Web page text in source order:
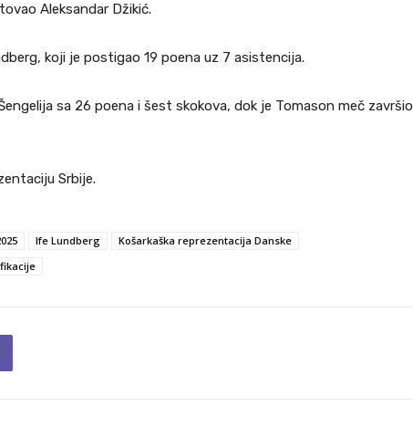
Aleksandar Džikić.
koji je postigao 19 poena uz 7 asistencija.
sa 26 poena i šest skokova, dok je Tomason meč završio
Srbije.
Ife Lundberg
Košarkaška reprezentacija Danske